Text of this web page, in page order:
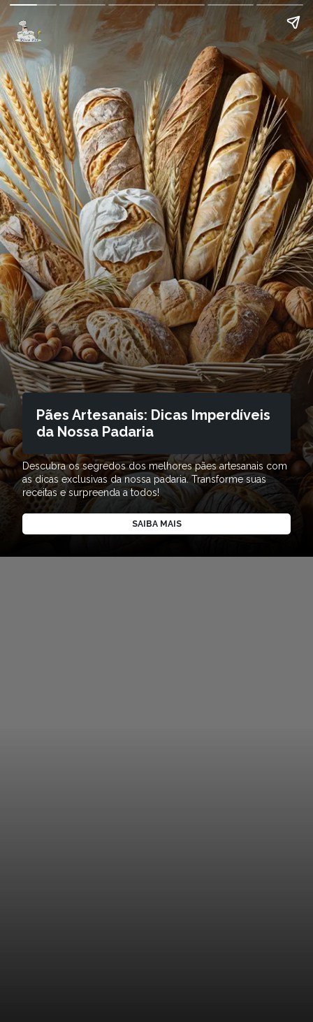
Pães Artesanais: Dicas Imperdíveis
da Nossa Padaria
Descubra os segredos dos melhores pães artesanais com
as dicas exclusivas da nossa padaria. Transforme suas
receitas e surpreenda a todos!
SAIBA MAIS